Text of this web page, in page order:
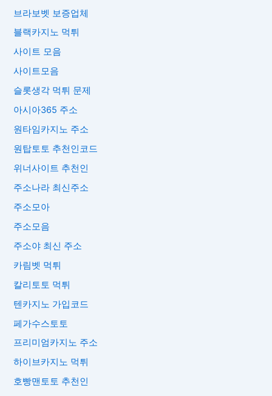
브라보벳 보증업체
블랙카지노 먹튀
사이트 모음
사이트모음
슬롯생각 먹튀 문제
아시아365 주소
원타임카지노 주소
원탑토토 추천인코드
위너사이트 추천인
주소나라 최신주소
주소모아
주소모음
주소야 최신 주소
카림벳 먹튀
칼리토토 먹튀
텐카지노 가입코드
페가수스토토
프리미엄카지노 주소
하이브카지노 먹튀
호빵맨토토 추천인